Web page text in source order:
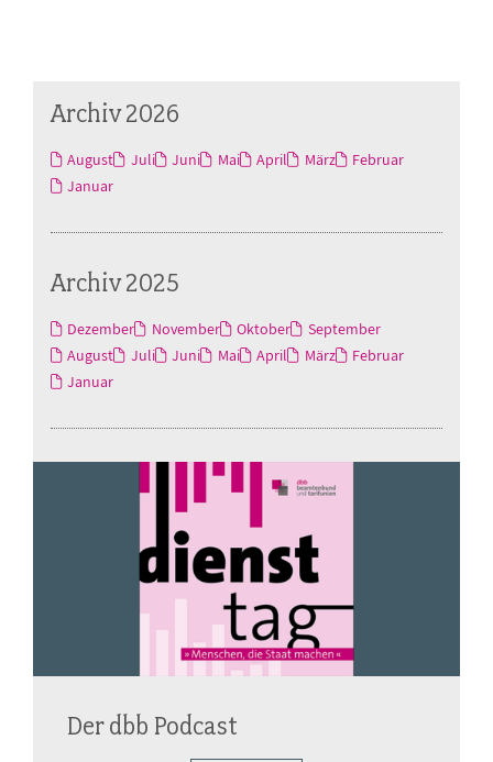
Archiv 2026
August Juli Juni Mai April März
Februar
Januar
Archiv 2025
Dezember November Oktober
September
August
Juli Juni Mai April März
Februar
Januar
Der dbb Podcast